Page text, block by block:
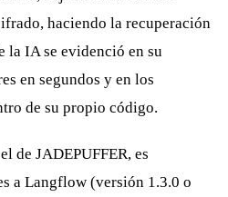
haciendo la recuperación
la IA se evidenció en su
en segundos y en los
de su propio código.
de JADEPUFFER, es
a Langflow (versión 1.3.0 o